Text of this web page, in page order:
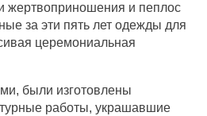
жертвоприношения и пеплос
за эти пять лет одежды для
церемониальная
были изготовлены
работы, украшавшие